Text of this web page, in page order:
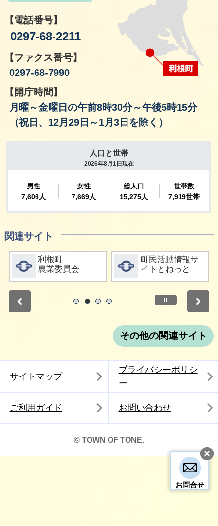
お問合せ
【電話番号】
0297-68-2211
【ファクス番号】
0297-68-7990
【開庁時間】
月曜～金曜日の午前8時30分～午後5時15分
（祝日、12月29日～1月3日を除く）
関連サイト
詳細をみる
利根町
農業委員会
詳細をみる
町民活動情報サ
イトとねっと
停止
その他の関連サイト
サイトマップ
プライバシーポリシ
ー
ご利用ガイド お問い合わせ
© TOWN OF TONE.